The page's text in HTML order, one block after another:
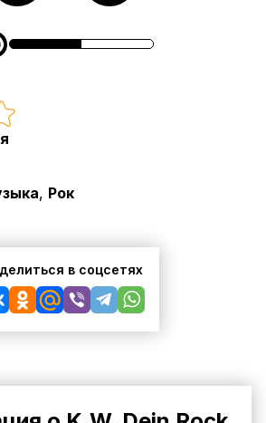
, Рок
в соцсетях